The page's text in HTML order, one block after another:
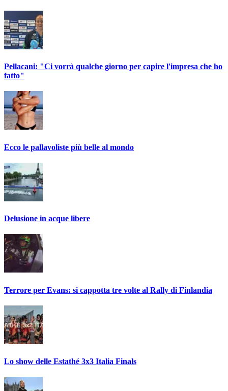
Pellacani: "Ci vorrà qualche giorno per capire l'impresa che ho
fatto"
Ecco le pallavoliste più belle al mondo
Delusione in acque libere
Terrore per Evans: si cappotta tre volte al Rally di Finlandia
Lo show delle Estathé 3x3 Italia Finals